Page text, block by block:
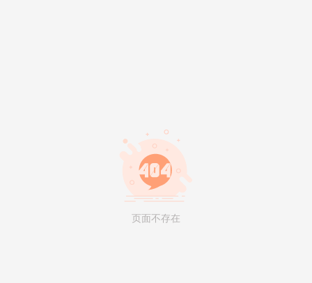
页面不存在